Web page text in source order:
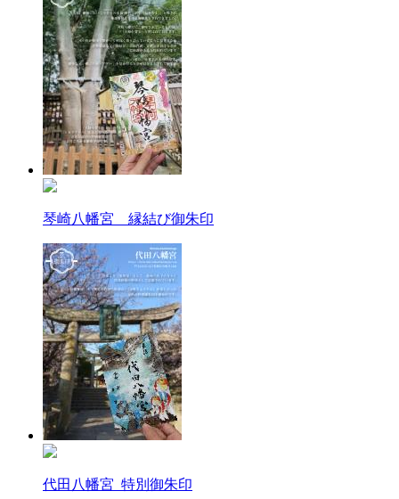
琴崎八幡宮 縁結び御朱印
代田八幡宮_特別御朱印